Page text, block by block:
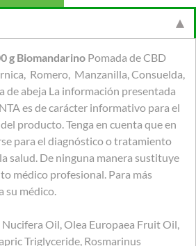
g Biomandarino Pomada de CBD
Romero, Manzanilla, Consuelda,
de abeja La información presentada
es de carácter informativo para el
producto. Tenga en cuenta que en
para el diagnóstico o tratamiento
salud. De ninguna manera sustituye
médico profesional. Para más
su médico.
Nucifera Oil, Olea Europaea Fruit Oil,
Triglyceride, Rosmarinus